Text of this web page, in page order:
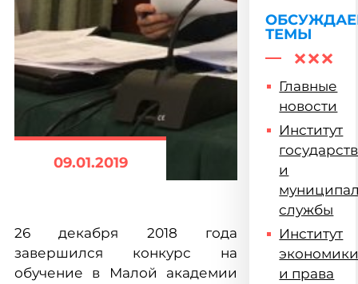
09.01.2019
26 декабря 2018 года
завершился конкурс на
обучение в Малой академии
ТЕМЫ
Главные
новости
Институт
и
службы
Институт
и права